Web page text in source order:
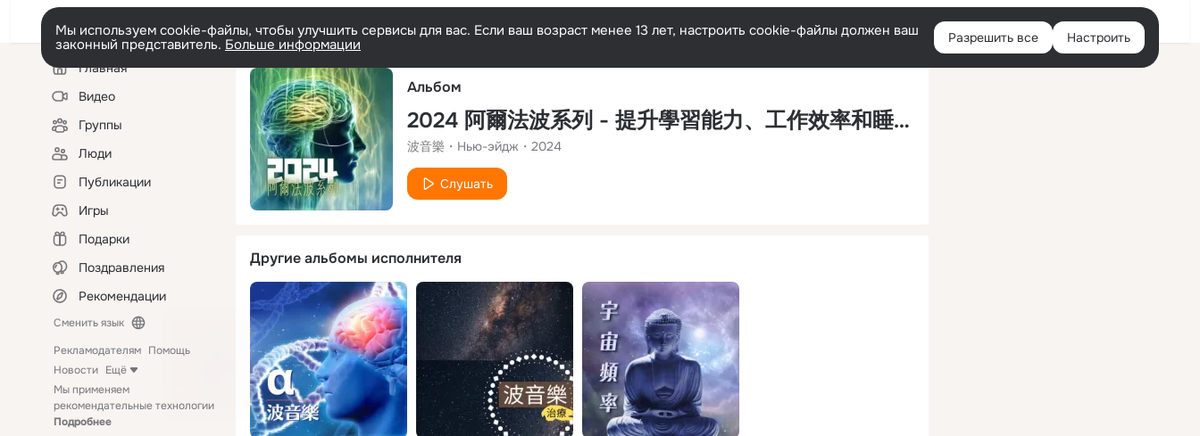
Русский Войти
Мы используем cookie-файлы, чтобы улучшить сервисы для вас. Если ваш возраст менее 13 лет, настроить cookie-файлы должен ваш
законный представитель. Больше информации Разрешить все Настроить
Левая
колонкаГлавная
Видео
Группы
Люди
Публикации
Игры
Подарки
Поздравления
Рекомендации
Сменить язык
Рекламодателям Помощь
Новости Ещё
Мы применяем
рекомендательные технологии
Подробнее
Альбом
2024 阿爾法波系列 - 提升學習能力、工作效率和睡眠品質的α腦波背景音樂
波音樂 Нью-эйдж 2024
Слушать
Другие альбомы исполнителя